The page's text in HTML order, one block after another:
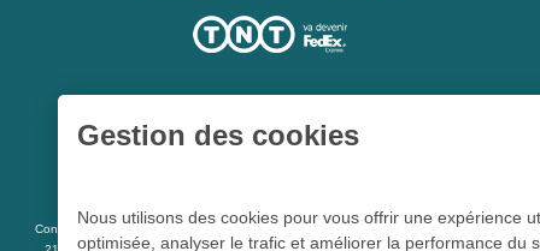
Conformément aux articles L 5213-3 du code de la santé publique et à l’arrêté du
Gestion des cookies
Nous utilisons des cookies pour vous offrir une expérience
optimisée, analyser le trafic et améliorer la performance du